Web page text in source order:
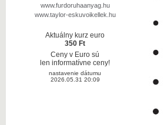
www.furdoruhaanyag.hu
www.taylor-eskuvoikellek.hu
Aktuálny kurz euro
350 Ft
Ceny v Euro sú
len informatívne ceny!
nastavenie dátumu
2026.05.31 20:09